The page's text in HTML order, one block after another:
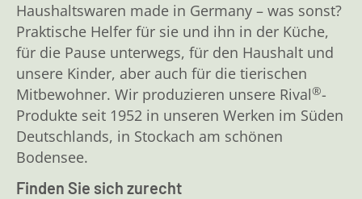
Haushaltswaren made in Germany – was sonst?
Praktische Helfer für sie und ihn in der Küche,
für die Pause unterwegs, für den Haushalt und
unsere Kinder, aber auch für die tierischen
Mitbewohner. Wir produzieren unsere Rival®-
Produkte seit 1952 in unseren Werken im Süden
Deutschlands, in Stockach am schönen
Bodensee.
Finden Sie sich zurecht